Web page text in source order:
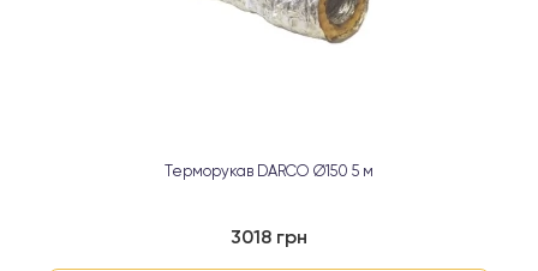
Терморукав DARCO Ø150 5 м
3018 грн